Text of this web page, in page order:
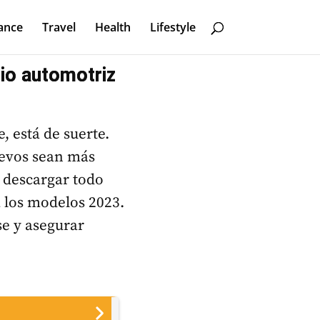
Travel Health Lifestyle
automotriz
está de suerte.
sean más
todo
modelos 2023.
y asegurar